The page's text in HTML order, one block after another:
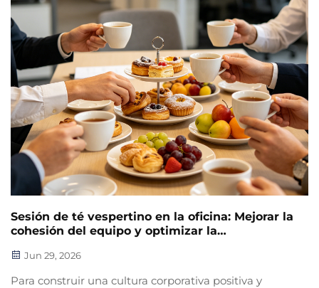
Sesión de té vespertino en la oficina: Mejorar la
cohesión del equipo y optimizar la
Jun 29, 2026
Para construir una cultura corporativa positiva y